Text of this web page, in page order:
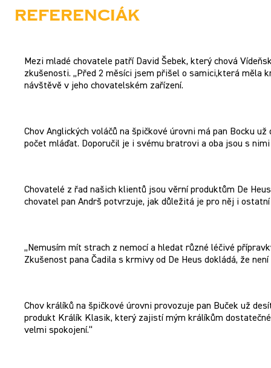
Referenciák
Mezi mladé chovatele patří David Šebek, který chová
zkušenosti. „Před 2 měsíci jsem přišel o samici,která měla
návštěvě v jeho chovatelském zařízení.
Chov Anglických voláčů na špičkové úrovni má pan Bocku
počet mláďat. Doporučil je i svému bratrovi a oba jsou s
Chovatelé z řad našich klientů jsou věrní produktům De
chovatel pan Andrš potvrzuje, jak důležitá je pro něj i
„Nemusím mít strach z nemocí a hledat různé léčivé
Zkušenost pana Čadila s krmivy od De Heus dokládá, že
Chov králíků na špičkové úrovni provozuje pan Buček už
produkt Králík Klasik, který zajistí mým králíkům
velmi spokojení.“